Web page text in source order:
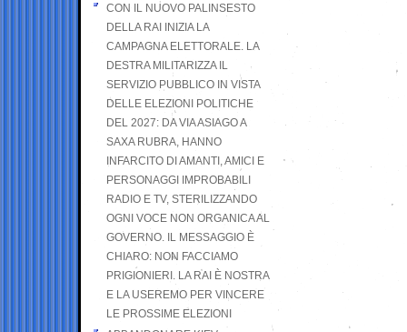
CON IL NUOVO PALINSESTO
DELLA RAI INIZIA LA
CAMPAGNA ELETTORALE. LA
DESTRA MILITARIZZA IL
SERVIZIO PUBBLICO IN VISTA
DELLE ELEZIONI POLITICHE
DEL 2027: DA VIA ASIAGO A
SAXA RUBRA, HANNO
INFARCITO DI AMANTI, AMICI E
PERSONAGGI IMPROBABILI
RADIO E TV, STERILIZZANDO
OGNI VOCE NON ORGANICA AL
GOVERNO. IL MESSAGGIO È
CHIARO: NON FACCIAMO
PRIGIONIERI. LA RAI È NOSTRA
E LA USEREMO PER VINCERE
LE PROSSIME ELEZIONI